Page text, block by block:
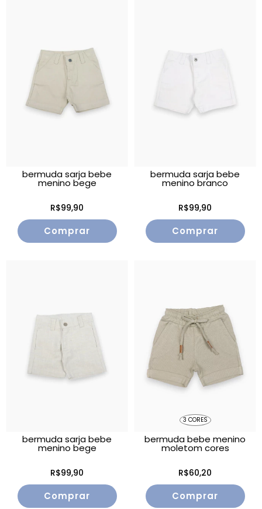
bermuda sarja bebe
menino bege
R$99,90
Comprar
bermuda sarja bebe
menino branco
R$99,90
Comprar
bermuda sarja bebe
menino bege
R$99,90
Comprar
3 CORES
bermuda bebe menino
moletom cores
R$60,20
Comprar